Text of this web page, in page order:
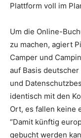
Plattform voll im
Um die Online-
zu machen, agiert
Camper und
auf Basis
und
identisch mit den
Ort, es fallen keine
“Damit künftig
gebucht werden